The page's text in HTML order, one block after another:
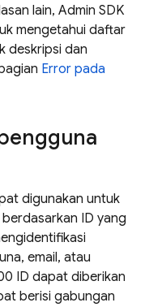
lain, Admin SDK
mengetahui daftar
deskripsi dan
Error pada
digunakan untuk
ID yang
email, atau
ID dapat diberikan
berisi gabungan